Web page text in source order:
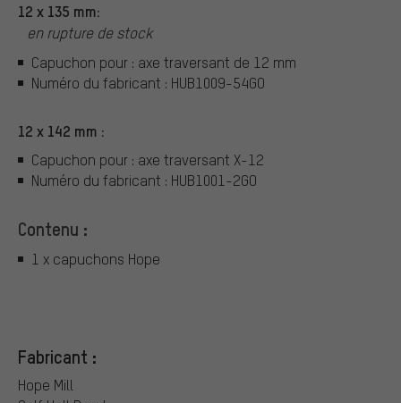
12 x 135 mm:
en rupture de stock
Capuchon pour : axe traversant de 12 mm
Numéro du fabricant : HUB1009-54GO
12 x 142 mm :
Capuchon pour : axe traversant X-12
Numéro du fabricant : HUB1001-2GO
Contenu :
1 x capuchons Hope
Fabricant :
Hope Mill